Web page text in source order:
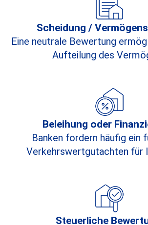
Scheidung /
Eine neutrale Bewertung
Aufteilung des
Beleihung oder
Banken fordern häufig ein
Verkehrswertgutachten für
Steuerliche